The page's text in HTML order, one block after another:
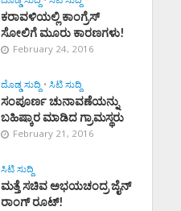
ಕರಾವಳಿಯಲ್ಲಿ ಕಾಂಗ್ರೆಸ್
ಸೋಲಿಗೆ ಮೂರು ಕಾರಣಗಳು!
February 24, 2016
ದೊಡ್ಡ ಸುದ್ದಿ • ಸಿಟಿ ಸುದ್ದಿ
ಸಂಪೂರ್ಣ ಚುನಾವಣೆಯನ್ನು
ಬಹಿಷ್ಕಾರ ಮಾಡಿದ ಗ್ರಾಮಸ್ಥರು
February 21, 2016
ಸಿಟಿ ಸುದ್ದಿ
ಮತ್ತೆ ಸಚಿವ ಅಭಯಚಂದ್ರ ಜೈನ್
ರಾಂಗ್ ರೂಟ್!